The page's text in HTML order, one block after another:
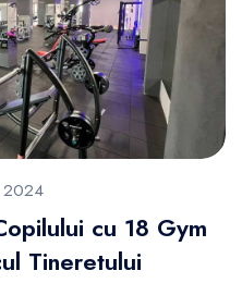
2024
cu 18 Gym
Tineretului